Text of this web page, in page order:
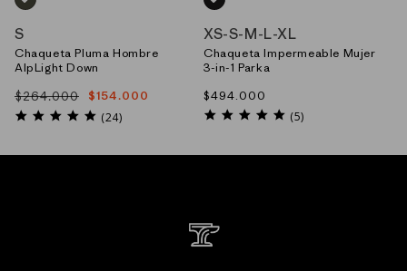
VERDE_(PNGR)
S
Chaqueta Pluma Hombre
AlpLight Down
Precio
habitual
$264.000
Precio
de
$154.000
4.9
(24)
NEGRO_(BLK)
XS-S-M-L-XL
Chaqueta Impermeable Mujer
3-in-1 Parka
Precio
habitual
$494.000
5.0
(5)